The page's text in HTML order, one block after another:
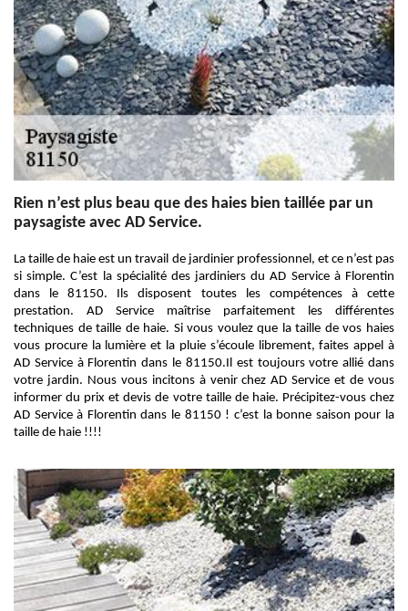
Rien n’est plus beau que des haies bien taillée par un
paysagiste avec AD Service.
La taille de haie est un travail de jardinier professionnel, et ce n’est pas
si simple. C’est la spécialité des jardiniers du AD Service à Florentin
dans le 81150. Ils disposent toutes les compétences à cette
prestation. AD Service maîtrise parfaitement les différentes
techniques de taille de haie. Si vous voulez que la taille de vos haies
vous procure la lumière et la pluie s’écoule librement, faites appel à
AD Service à Florentin dans le 81150.Il est toujours votre allié dans
votre jardin. Nous vous incitons à venir chez AD Service et de vous
informer du prix et devis de votre taille de haie. Précipitez-vous chez
AD Service à Florentin dans le 81150 ! c’est la bonne saison pour la
taille de haie !!!!